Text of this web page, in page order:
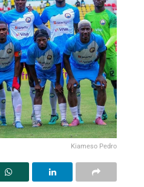
Kiameso Pedro